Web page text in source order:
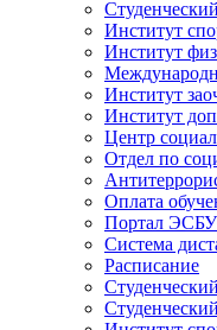
Институт
Институт
Институт
Институт
Центр
Отдел по
Оплата
Портал
Система
Расписание